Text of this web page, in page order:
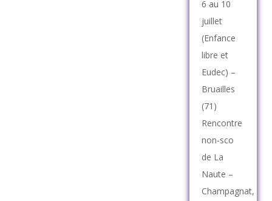
6 au 10
juillet
(Enfance
libre et
Eudec) –
Bruailles
(71)
Rencontre
non-sco
de La
Naute –
Champagnat,